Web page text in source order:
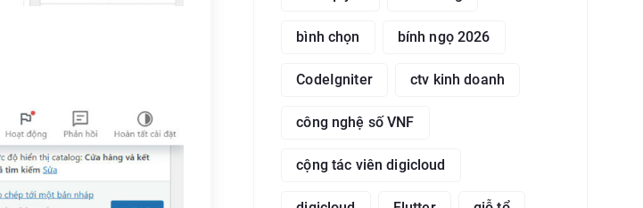
bình chọn bính ngọ 2026
CodeIgniter ctv kinh doanh
công nghệ số VNF
cộng tác viên digicloud